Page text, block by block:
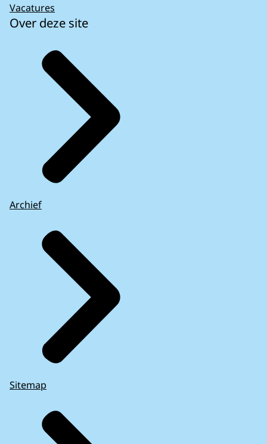
Vacatures
Over deze site
Archief
Sitemap